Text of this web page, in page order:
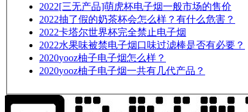
2022[三无产品]萌虎杯电子烟一般市场的售价
2022抽了假的奶茶杯会怎么样？有什么危害？
2022卡塔尔世界杯完全禁止电子烟
2022水果味被禁电子烟口味过滤棒是否有必要？
2020yooz柚子电子烟怎么样？
2020yooz柚子电子烟一共有几代产品？